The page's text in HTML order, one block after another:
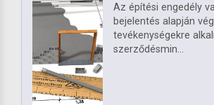
Az építési engedély
bejelentés alapján
tevékenységekre
szerződésmin...